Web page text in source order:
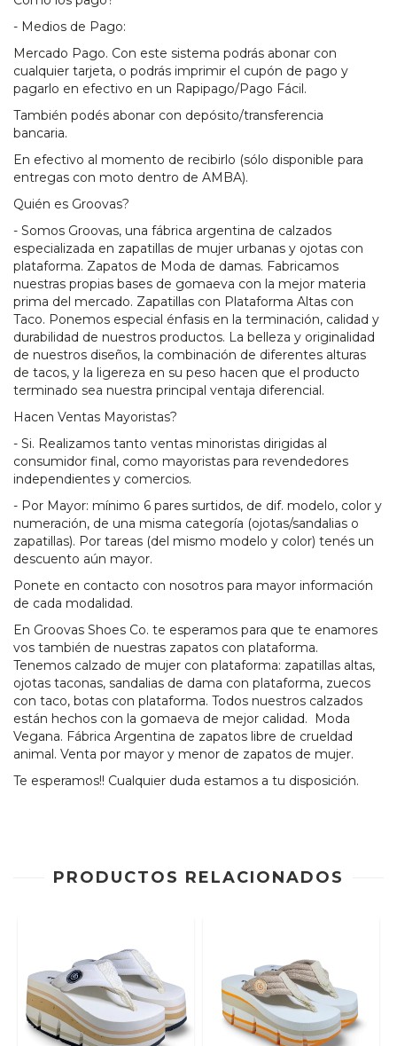
- Medios de Pago:
Mercado Pago. Con este sistema podrás abonar con
cualquier tarjeta, o podrás imprimir el cupón de pago y
pagarlo en efectivo en un Rapipago/Pago Fácil.
También podés abonar con depósito/transferencia
bancaria.
En efectivo al momento de recibirlo (sólo disponible para
entregas con moto dentro de AMBA).
Quién es Groovas?
- Somos Groovas, una fábrica argentina de calzados
especializada en zapatillas de mujer urbanas y ojotas con
plataforma. Zapatos de Moda de damas. Fabricamos
nuestras propias bases de gomaeva con la mejor materia
prima del mercado. Zapatillas con Plataforma Altas con
Taco. Ponemos especial énfasis en la terminación, calidad y
durabilidad de nuestros productos. La belleza y originalidad
de nuestros diseños, la combinación de diferentes alturas
de tacos, y la ligereza en su peso hacen que el producto
terminado sea nuestra principal ventaja diferencial.
Hacen Ventas Mayoristas?
- Si. Realizamos tanto ventas minoristas dirigidas al
consumidor final, como mayoristas para revendedores
independientes y comercios.
- Por Mayor: mínimo 6 pares surtidos, de dif. modelo, color y
numeración, de una misma categoría (ojotas/sandalias o
zapatillas). Por tareas (del mismo modelo y color) tenés un
descuento aún mayor.
Ponete en contacto con nosotros para mayor información
de cada modalidad.
En Groovas Shoes Co. te esperamos para que te enamores
vos también de nuestras zapatos con plataforma.
Tenemos calzado de mujer con plataforma: zapatillas altas,
ojotas taconas, sandalias de dama con plataforma, zuecos
con taco, botas con plataforma. Todos nuestros calzados
están hechos con la gomaeva de mejor calidad. Moda
Vegana. Fábrica Argentina de zapatos libre de crueldad
animal. Venta por mayor y menor de zapatos de mujer.
Te esperamos!! Cualquier duda estamos a tu disposición.
PRODUCTOS RELACIONADOS